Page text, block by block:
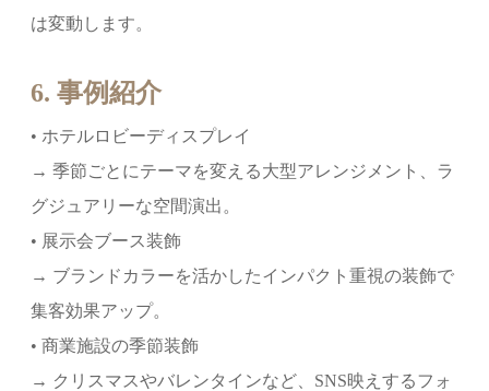
は変動します。
6. 事例紹介
• ホテルロビーディスプレイ
→ 季節ごとにテーマを変える大型アレンジメント、ラ
グジュアリーな空間演出。
• 展示会ブース装飾
→ ブランドカラーを活かしたインパクト重視の装飾で
集客効果アップ。
• 商業施設の季節装飾
→ クリスマスやバレンタインなど、SNS映えするフォ